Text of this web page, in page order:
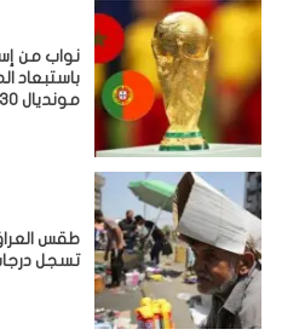
نواب من
باستبعاد
مونديال 2030
طقس
تسجل